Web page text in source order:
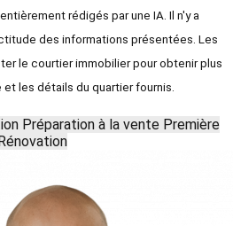
rédigés par une IA. Il n'y a
des informations présentées. Les
le courtier immobilier pour obtenir plus
les détails du quartier fournis.
Préparation à la vente Première